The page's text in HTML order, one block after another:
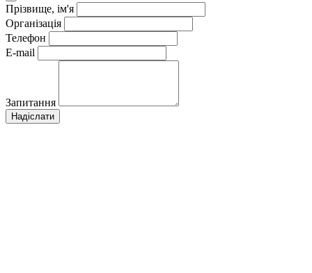
Прізвище, ім'я
Організація
Телефон
E-mail
Запитання
Надіслати